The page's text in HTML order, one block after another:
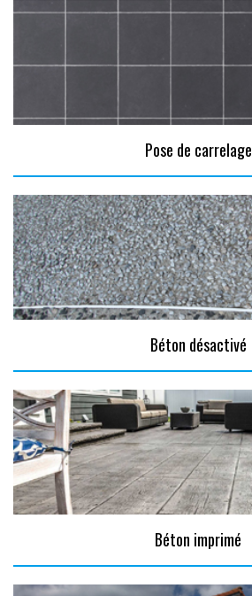
Pose de carrelage
Béton désactivé
Béton imprimé